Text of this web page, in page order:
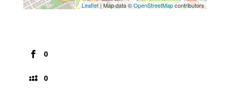
Leaflet| Map data ©OpenStreetMapcontributors
0
0